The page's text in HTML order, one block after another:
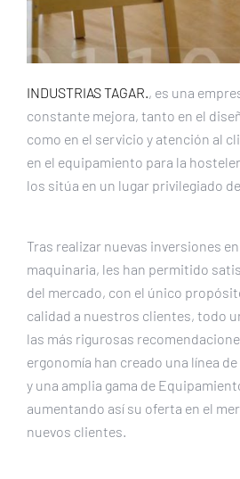
INDUSTRIAS TAGAR. , es una
constante mejora, tanto en el
como en el servicio y atención al
en el equipamiento para la
los sitúa en un lugar privilegiado
Tras realizar nuevas inversiones
maquinaria, les han permitido
del mercado, con el único
calidad a nuestros clientes, todo
las más rigurosas
ergonomía han creado una línea
y una amplia gama de
aumentando así su oferta en el
nuevos clientes.